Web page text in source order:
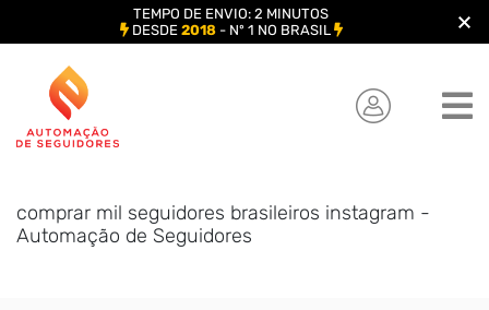
content
comprar mil seguidores brasileiros instagram -
Automação de Seguidores
TEMPO DE ENVIO: 2 MINUTOS
DESDE 2018- Nº 1 NO BRASIL